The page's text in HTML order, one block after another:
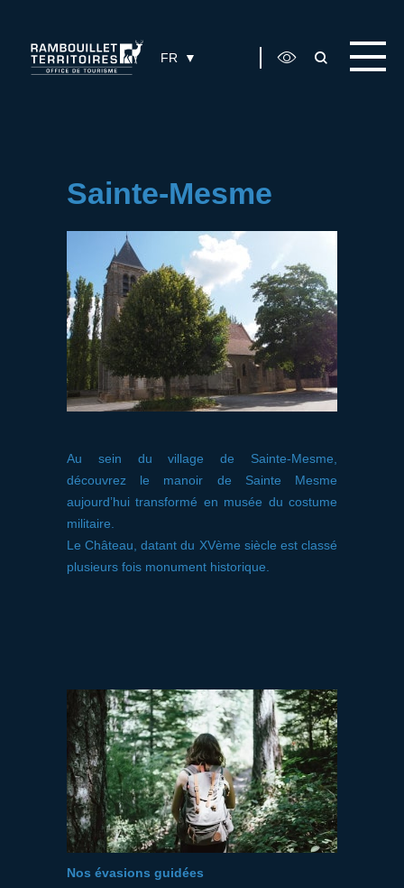
FR
Sainte-Mesme
Au sein du village de Sainte-Mesme,
découvrez le manoir de Sainte Mesme
aujourd’hui transformé en musée du costume
militaire.
Le Château, datant du XVème siècle est classé
plusieurs fois monument historique.
Nos évasions guidées